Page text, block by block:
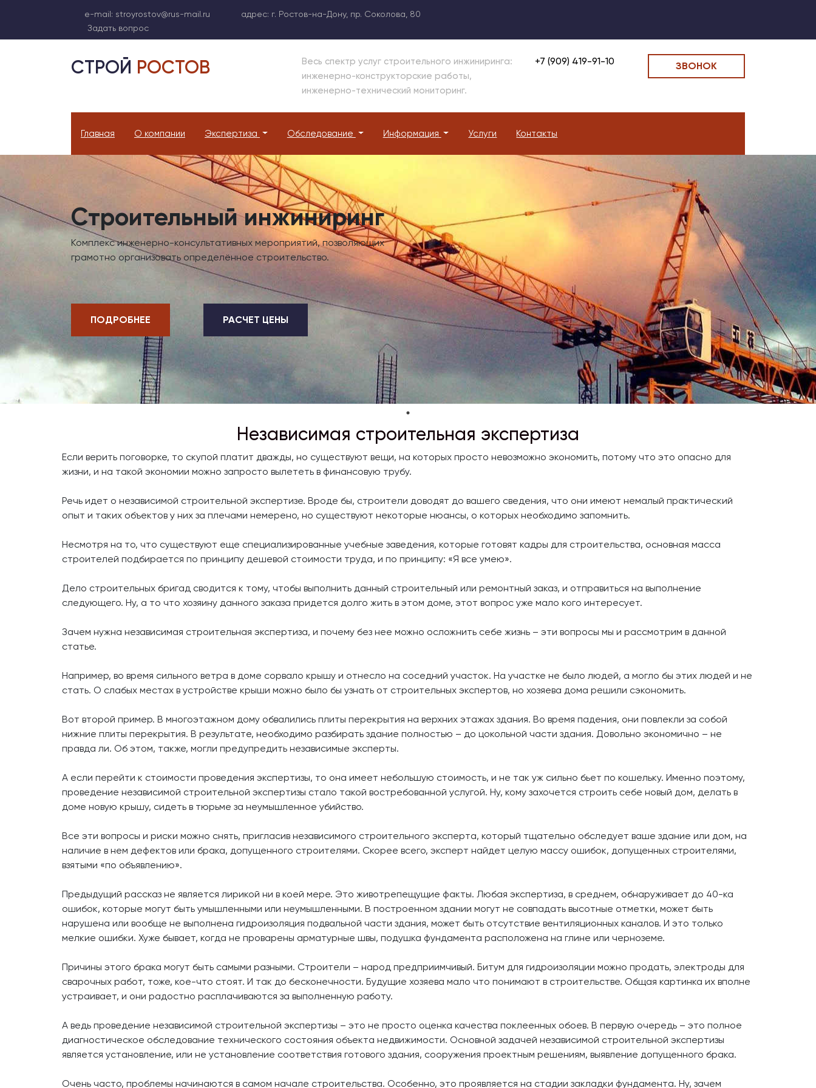
e-mail: stroyrostov@rus-mail.ru адрес: г. Ростов-на-Дону, пр. Соколова, 80
Задать вопрос
СТРОЙ РОСТОВ
Весь спектр услуг строительного инжиниринга:
инженерно-конструкторские работы,
инженерно-технический мониторинг.
+7 (909) 419-91-10 ЗВОНОК
Главная О компании Экспертиза Обследование Информация Услуги Контакты
Строительный инжиниринг
Комплекс инженерно-консультативных мероприятий, позволяющих
грамотно организовать определённое строительство.
ПОДРОБНЕЕ РАСЧЕТ ЦЕНЫ
Независимая строительная экспертиза
Если верить поговорке, то скупой платит дважды, но существуют вещи, на которых просто невозможно экономить, потому что это опасно для
жизни, и на такой экономии можно запросто вылететь в финансовую трубу.
Речь идет о независимой строительной экспертизе. Вроде бы, строители доводят до вашего сведения, что они имеют немалый практический
опыт и таких объектов у них за плечами немерено, но существуют некоторые нюансы, о которых необходимо запомнить.
Несмотря на то, что существуют еще специализированные учебные заведения, которые готовят кадры для строительства, основная масса
строителей подбирается по принципу дешевой стоимости труда, и по принципу: «Я все умею».
Дело строительных бригад сводится к тому, чтобы выполнить данный строительный или ремонтный заказ, и отправиться на выполнение
следующего. Ну, а то что хозяину данного заказа придется долго жить в этом доме, этот вопрос уже мало кого интересует.
Зачем нужна независимая строительная экспертиза, и почему без нее можно осложнить себе жизнь – эти вопросы мы и рассмотрим в данной
статье.
Например, во время сильного ветра в доме сорвало крышу и отнесло на соседний участок. На участке не было людей, а могло бы этих людей и не
стать. О слабых местах в устройстве крыши можно было бы узнать от строительных экспертов, но хозяева дома решили сэкономить.
Вот второй пример. В многоэтажном дому обвалились плиты перекрытия на верхних этажах здания. Во время падения, они повлекли за собой
нижние плиты перекрытия. В результате, необходимо разбирать здание полностью – до цокольной части здания. Довольно экономично – не
правда ли. Об этом, также, могли предупредить независимые эксперты.
А если перейти к стоимости проведения экспертизы, то она имеет небольшую стоимость, и не так уж сильно бьет по кошельку. Именно поэтому,
проведение независимой строительной экспертизы стало такой востребованной услугой. Ну, кому захочется строить себе новый дом, делать в
доме новую крышу, сидеть в тюрьме за неумышленное убийство.
Все эти вопросы и риски можно снять, пригласив независимого строительного эксперта, который тщательно обследует ваше здание или дом, на
наличие в нем дефектов или брака, допущенного строителями. Скорее всего, эксперт найдет целую массу ошибок, допущенных строителями,
взятыми «по объявлению».
Предыдущий рассказ не является лирикой ни в коей мере. Это животрепещущие факты. Любая экспертиза, в среднем, обнаруживает до 40-ка
ошибок, которые могут быть умышленными или неумышленными. В построенном здании могут не совпадать высотные отметки, может быть
нарушена или вообще не выполнена гидроизоляция подвальной части здания, может быть отсутствие вентиляционных каналов. И это только
мелкие ошибки. Хуже бывает, когда не проварены арматурные швы, подушка фундамента расположена на глине или черноземе.
Причины этого брака могут быть самыми разными. Строители – народ предприимчивый. Битум для гидроизоляции можно продать, электроды для
сварочных работ, тоже, кое-что стоят. И так до бесконечности. Будущие хозяева мало что понимают в строительстве. Общая картинка их вполне
устраивает, и они радостно расплачиваются за выполненную работу.
А ведь проведение независимой строительной экспертизы – это не просто оценка качества поклеенных обоев. В первую очередь – это полное
диагностическое обследование технического состояния объекта недвижимости. Основной задачей независимой строительной экспертизы
является установление, или не установление соответствия готового здания, сооружения проектным решениям, выявление допущенного брака.
Очень часто, проблемы начинаются в самом начале строительства. Особенно, это проявляется на стадии закладки фундамента. Ну, зачем